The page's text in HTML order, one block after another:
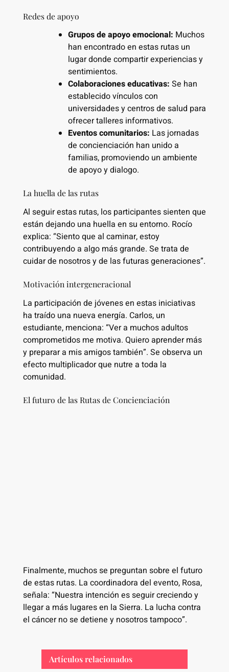
Redes de apoyo
Grupos de apoyo emocional: Muchos
han encontrado en estas rutas un
lugar donde compartir experiencias y
sentimientos.
Colaboraciones educativas: Se han
establecido vínculos con
universidades y centros de salud para
ofrecer talleres informativos.
Eventos comunitarios: Las jornadas
de concienciación han unido a
familias, promoviendo un ambiente
de apoyo y dialogo.
La huella de las rutas
Al seguir estas rutas, los participantes sienten que
están dejando una huella en su entorno. Rocío
explica: “Siento que al caminar, estoy
contribuyendo a algo más grande. Se trata de
cuidar de nosotros y de las futuras generaciones”.
Motivación intergeneracional
La participación de jóvenes en estas iniciativas
ha traído una nueva energía. Carlos, un
estudiante, menciona: “Ver a muchos adultos
comprometidos me motiva. Quiero aprender más
y preparar a mis amigos también”. Se observa un
efecto multiplicador que nutre a toda la
comunidad.
El futuro de las Rutas de Concienciación
Finalmente, muchos se preguntan sobre el futuro
de estas rutas. La coordinadora del evento, Rosa,
señala: “Nuestra intención es seguir creciendo y
llegar a más lugares en la Sierra. La lucha contra
el cáncer no se detiene y nosotros tampoco”.
Artículos relacionados